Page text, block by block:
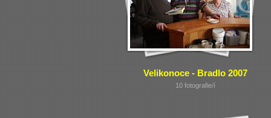
Velikonoce - Bradlo 2007
10 fotografie/í